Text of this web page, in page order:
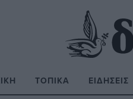
ΤΟΠΙΚΆ ΕΙΔΉΣΕΙΣ